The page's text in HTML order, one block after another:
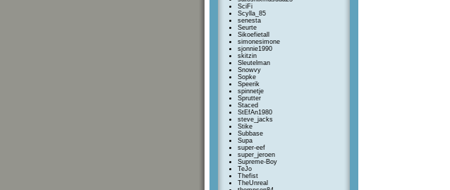
SciFi
Scylla_85
senesta
Seurte
Sikoefietall
simonesimone
sjonnie1990
skitzin
Sleutelman
Snowvy
Sopke
Speerik
spinnetje
Sprutter
Staced
StEfAn1980
steve_jacks
Stike
Subbase
Supa
super-eef
super_jeroen
Supreme-Boy
TeJo
Thefist
TheUnreal